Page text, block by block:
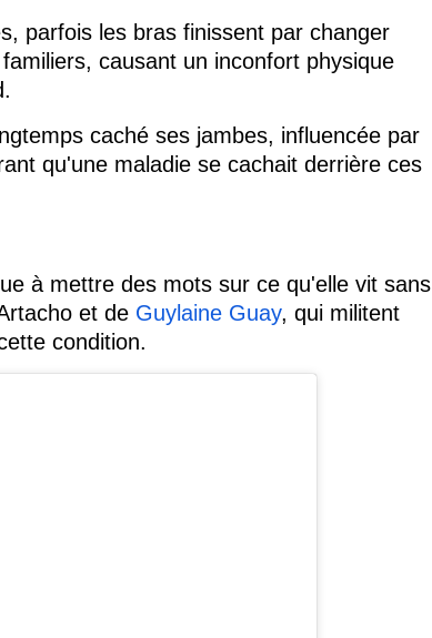
parfois les bras finissent par changer
causant un inconfort physique
caché ses jambes, influencée par
qu'une maladie se cachait derrière ces
à mettre des mots sur ce qu'elle vit sans
et de Guylaine Guay, qui militent
condition.